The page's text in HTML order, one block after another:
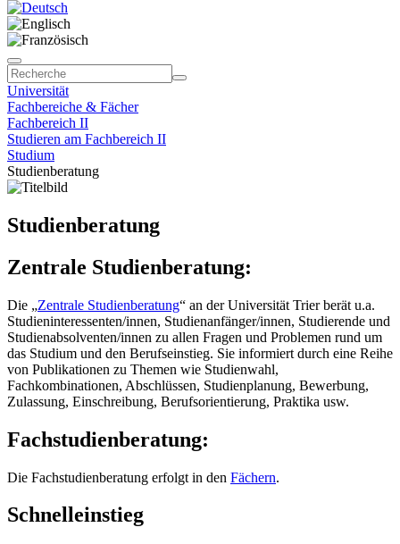
Universität
Fachbereiche & Fächer
Fachbereich II
Studieren am Fachbereich II
Studium
Studienberatung
Studienberatung
Zentrale Studienberatung:
Die „Zentrale Studienberatung“ an der Universität Trier berät u.a.
Studieninteressenten/innen, Studienanfänger/innen, Studierende und
Studienabsolventen/innen zu allen Fragen und Problemen rund um
das Studium und den Berufseinstieg. Sie informiert durch eine Reihe
von Publikationen zu Themen wie Studienwahl,
Fachkombinationen, Abschlüssen, Studienplanung, Bewerbung,
Zulassung, Einschreibung, Berufsorientierung, Praktika usw.
Fachstudienberatung:
Die Fachstudienberatung erfolgt in den Fächern.
Schnelleinstieg